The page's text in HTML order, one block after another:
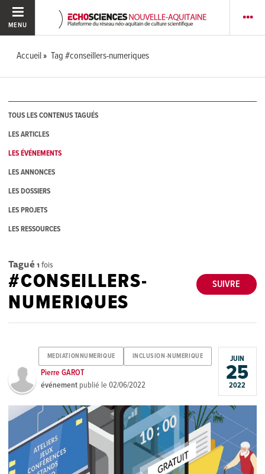
MENU
Accueil Tag #conseillers-numeriques
TOUS LES CONTENUS TAGUÉS
LES ARTICLES
LES ÉVÉNEMENTS
LES ANNONCES
LES DOSSIERS
LES PROJETS
LES RESSOURCES
Tagué 1 fois
SUIVRE
#CONSEILLERS-
NUMERIQUES
MEDIATIONNUMERIQUE INCLUSION-NUMERIQUE
Pierre GAROT
événement publié le02/06/2022
JUIN
25
2022